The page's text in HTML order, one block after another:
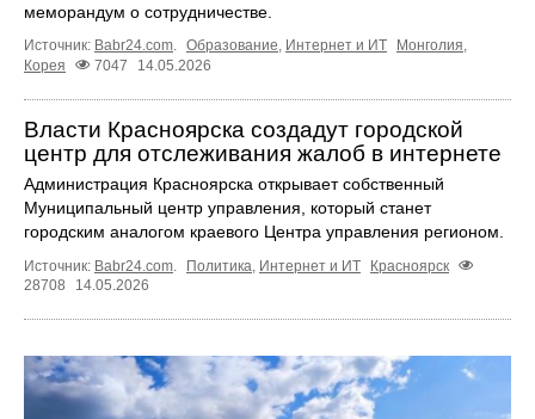
меморандум о сотрудничестве.
Источник: Babr24.com. Образование, Интернет и ИТ Монголия,
Корея
7047 14.05.2026
Власти Красноярска создадут городской
центр для отслеживания жалоб в интернете
Администрация Красноярска открывает собственный
Муниципальный центр управления, который станет
городским аналогом краевого Центра управления регионом.
Источник: Babr24.com. Политика, Интернет и ИТ
Красноярск
28708
14.05.2026